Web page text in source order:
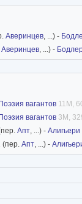
Аверинцев, ...) -
Аверинцев, ...) -
вагантов 11M,
вагантов 3M,
Апт, ...) - Алигьери
(пер. Апт, ...) -